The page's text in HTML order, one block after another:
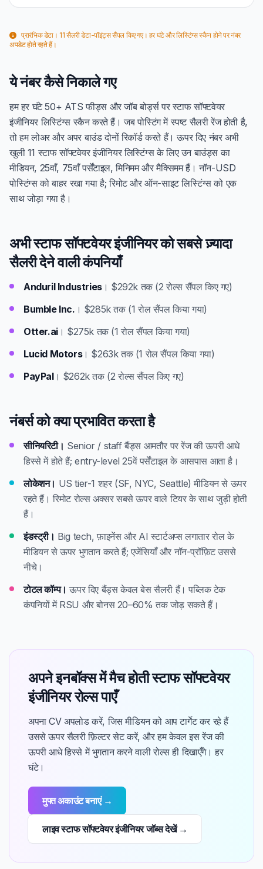
प्रारंभिक डेटा। 11 सैलरी डेटा-पॉइंट्स सैंपल किए गए। हर घंटे और लिस्टिंग्स स्कैन होने पर नंबर
अपडेट होते रहते हैं।
ये नंबर कैसे निकाले गए
हम हर घंटे 50+ ATS फीड्स और जॉब बोर्ड्स पर स्टाफ सॉफ्टवेयर
इंजीनियर लिस्टिंग्स स्कैन करते हैं। जब पोस्टिंग में स्पष्ट सैलरी रेंज होती है,
तो हम लोअर और अपर बाउंड दोनों रिकॉर्ड करते हैं। ऊपर दिए नंबर अभी
खुली 11 स्टाफ सॉफ्टवेयर इंजीनियर लिस्टिंग्स के लिए उन बाउंड्स का
मीडियन, 25वाँ, 75वाँ पर्सेंटाइल, मिनिमम और मैक्सिमम हैं। नॉन-USD
पोस्टिंग्स को बाहर रखा गया है; रिमोट और ऑन-साइट लिस्टिंग्स को एक
साथ जोड़ा गया है।
अभी स्टाफ सॉफ्टवेयर इंजीनियर को सबसे ज़्यादा
सैलरी देने वाली कंपनियाँ
Anduril Industries। $292k तक (2 रोल्स सैंपल किए गए)
Bumble Inc. । $285k तक (1 रोल सैंपल किया गया)
Otter.ai। $275k तक (1 रोल सैंपल किया गया)
Lucid Motors। $263k तक (1 रोल सैंपल किया गया)
PayPal। $262k तक (2 रोल्स सैंपल किए गए)
नंबर्स को क्या प्रभावित करता है
सीनियरिटी। Senior / staff बैंड्स आमतौर पर रेंज की ऊपरी आधे
हिस्से में होते हैं; entry-level 25वें पर्सेंटाइल के आसपास आता है।
लोकेशन। US tier-1 शहर (SF, NYC, Seattle) मीडियन से ऊपर
रहते हैं। रिमोट रोल्स अक्सर सबसे ऊपर वाले टियर के साथ जुड़ी होती
हैं।
इंडस्ट्री। Big tech, फ़ाइनेंस और AI स्टार्टअप्स लगातार रोल के
मीडियन से ऊपर भुगतान करते हैं; एजेंसियाँ और नॉन-प्रॉफ़िट उससे
नीचे।
टोटल कॉम्प। ऊपर दिए बैंड्स केवल बेस सैलरी हैं। पब्लिक टेक
कंपनियों में RSU और बोनस 20–60% तक जोड़ सकते हैं।
अपने इनबॉक्स में मैच होती स्टाफ सॉफ्टवेयर
इंजीनियर रोल्स पाएँ
अपना CV अपलोड करें, जिस मीडियन को आप टार्गेट कर रहे हैं
उससे ऊपर सैलरी फ़िल्टर सेट करें, और हम केवल इस रेंज की
ऊपरी आधे हिस्से में भुगतान करने वाली रोल्स ही दिखाएँगे। हर
घंटे।
मुफ्त अकाउंट बनाएं →
लाइव स्टाफ सॉफ्टवेयर इंजीनियर जॉब्स देखें →